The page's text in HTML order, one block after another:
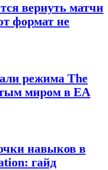
вернуть матчи
формат не
режима The
миром в EA
навыков в
гайд